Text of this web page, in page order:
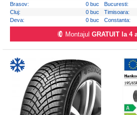
Brasov:
0 buc Bucuresti:
Cluj:
0 buc Timisoara:
Deva:
0 buc Constanta:
Montajul GRATUIT la 4